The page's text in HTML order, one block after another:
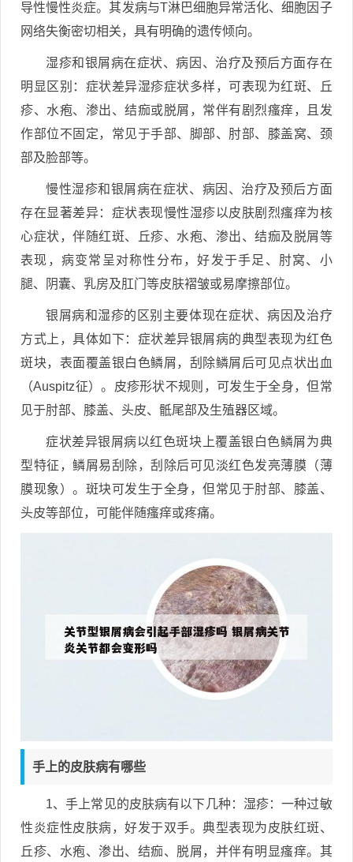
导性慢性炎症。其发病与T淋巴细胞异常活化、细胞因子
网络失衡密切相关，具有明确的遗传倾向。
湿疹和银屑病在症状、病因、治疗及预后方面存在
明显区别：症状差异湿疹症状多样，可表现为红斑、丘
疹、水疱、渗出、结痂或脱屑，常伴有剧烈瘙痒，且发
作部位不固定，常见于手部、脚部、肘部、膝盖窝、颈
部及脸部等。
慢性湿疹和银屑病在症状、病因、治疗及预后方面
存在显著差异：症状表现慢性湿疹以皮肤剧烈瘙痒为核
心症状，伴随红斑、丘疹、水疱、渗出、结痂及脱屑等
表现，病变常呈对称性分布，好发于手足、肘窝、小
腿、阴囊、乳房及肛门等皮肤褶皱或易摩擦部位。
银屑病和湿疹的区别主要体现在症状、病因及治疗
方式上，具体如下：症状差异银屑病的典型表现为红色
斑块，表面覆盖银白色鳞屑，刮除鳞屑后可见点状出血
（Auspitz征）。皮疹形状不规则，可发生于全身，但常
见于肘部、膝盖、头皮、骶尾部及生殖器区域。
症状差异银屑病以红色斑块上覆盖银白色鳞屑为典
型特征，鳞屑易刮除，刮除后可见淡红色发亮薄膜（薄
膜现象）。斑块可发生于全身，但常见于肘部、膝盖、
头皮等部位，可能伴随瘙痒或疼痛。
手上的皮肤病有哪些
1、手上常见的皮肤病有以下几种：湿疹：一种过敏
性炎症性皮肤病，好发于双手。典型表现为皮肤红斑、
丘疹、水疱、渗出、结痂、脱屑，并伴有明显瘙痒。其